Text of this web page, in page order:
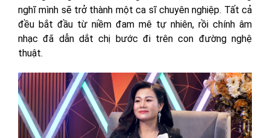
nghĩ mình sẽ trở thành một ca sĩ chuyên nghiệp. Tất cả
đều bắt đầu từ niềm đam mê tự nhiên, rồi chính âm
nhạc đã dẫn dắt chị bước đi trên con đường nghệ
thuật.